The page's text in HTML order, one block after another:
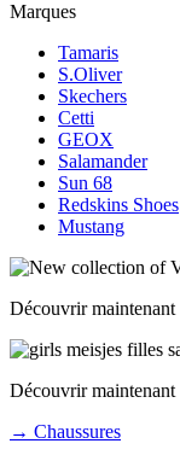
Marques
Tamaris
S.Oliver
Skechers
Cetti
GEOX
Salamander
Sun 68
Redskins Shoes
Mustang
Découvrir maintenant
Découvrir maintenant
→ Chaussures